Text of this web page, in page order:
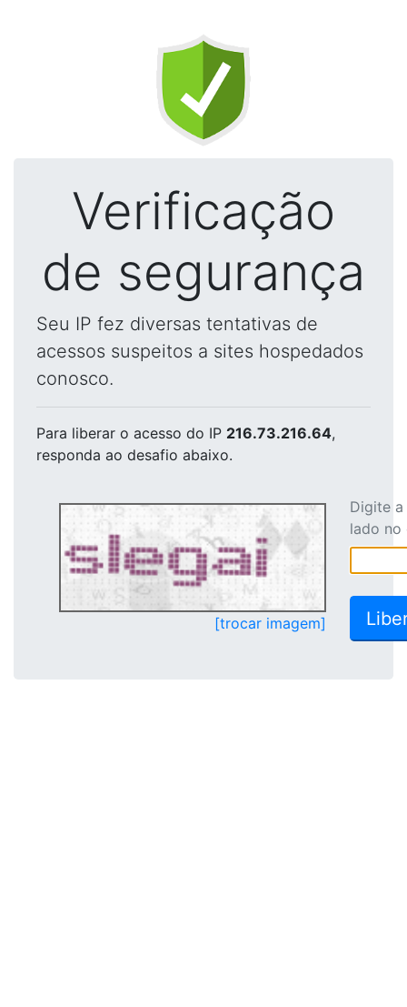
Verificação
de segurança
Seu IP fez diversas tentativas de
acessos suspeitos a sites hospedados
conosco.
Para liberar o acesso do IP 216.73.216.64,
responda ao desafio abaixo.
[trocar imagem]
Digite
lado no